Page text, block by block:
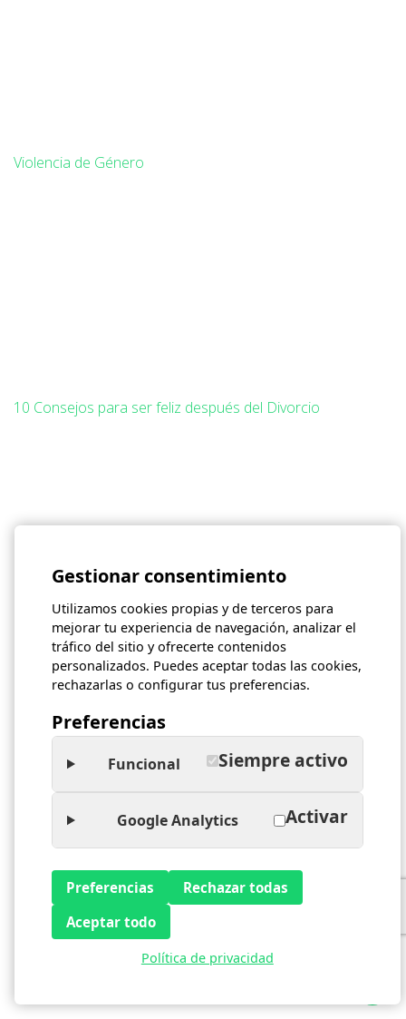
Violencia de Género
10 Consejos para ser feliz después del Divorcio
Cómo vestirse para un juicio de divorcio
Cómo afrontar un divorcio
Gestionar consentimiento
Utilizamos cookies propias y de terceros para
mejorar tu experiencia de navegación, analizar el
tráfico del sitio y ofrecerte contenidos
personalizados. Puedes aceptar todas las cookies,
rechazarlas o configurar tus preferencias.
Preferencias
Funcional Siempre activo
Google Analytics Activar
Preferencias
Rechazar todas
Aceptar todo
Política de privacidad